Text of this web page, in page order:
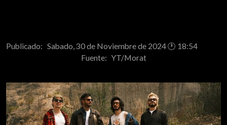
Publicado: Sabado, 30 de Noviembre de 2024 🕐 18:54
Fuente: YT/Morat